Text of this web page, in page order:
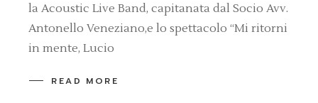
la Acoustic Live Band, capitanata dal Socio Avv.
Antonello Veneziano,e lo spettacolo “Mi ritorni
in mente, Lucio
READ MORE